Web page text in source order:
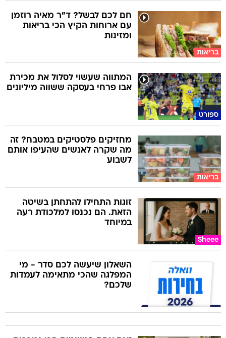
בריאות
חם לכם לבשל? ד"ר מאיה רוזמן
עם ארוחות הקיץ הכי בריאות
ומזינות
ספורט
המתווה שעשוי לסלול את מכירת
אבו פרחי בעסקה ששווה מיליונים
בריאות
מחזיקים פלסטיקים במטבח? זה
מה שקרה לאנשים שהעיפו אותם
לשבוע
Sheee
זוגות התחילו להתחתן בשיטה
הזאת. הם נכנסו למלכודת רעה
במיוחד
השאלון שיעשה לכם סדר - מי
המפלגה שהכי מתאימה לעמדות
שלכם?